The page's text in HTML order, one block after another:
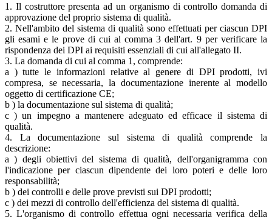
1. Il costruttore presenta ad un organismo di controllo domanda di
approvazione del proprio sistema di qualità.
2. Nell'ambito del sistema di qualità sono effettuati per ciascun DPI
gli esami e le prove di cui al comma 3 dell'art. 9 per verificare la
rispondenza dei DPI ai requisiti essenziali di cui all'allegato II.
3. La domanda di cui al comma 1, comprende:
a ) tutte le informazioni relative al genere di DPI prodotti, ivi
compresa, se necessaria, la documentazione inerente al modello
oggetto di certificazione CE;
b ) la documentazione sul sistema di qualità;
c ) un impegno a mantenere adeguato ed efficace il sistema di
qualità.
4. La documentazione sul sistema di qualità comprende la
descrizione:
a ) degli obiettivi del sistema di qualità, dell'organigramma con
l'indicazione per ciascun dipendente dei loro poteri e delle loro
responsabilità;
b ) dei controlli e delle prove previsti sui DPI prodotti;
c ) dei mezzi di controllo dell'efficienza del sistema di qualità.
5. L'organismo di controllo effettua ogni necessaria verifica della